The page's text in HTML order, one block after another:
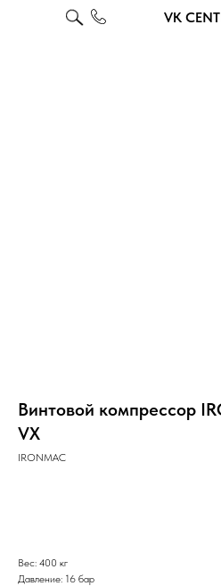
VK
Винтовой компрессор
VX
IRONMAC
Вес: 400 кг
Давление: 16 бар